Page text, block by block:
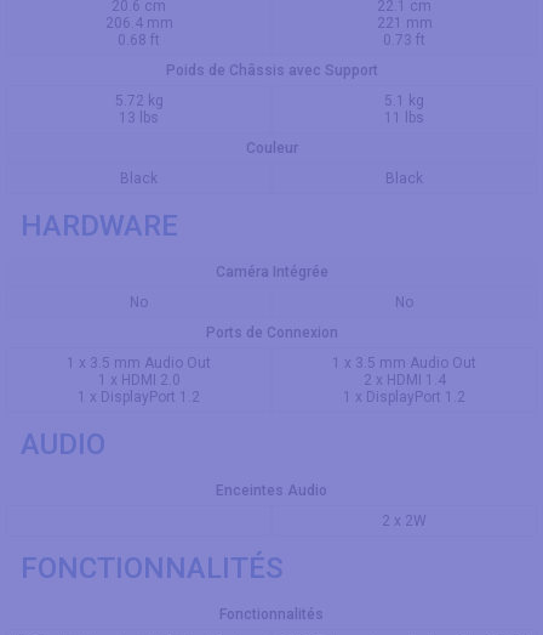
20.6 cm
206.4 mm
0.68 ft
22.1 cm
221 mm
0.73 ft
Poids de Châssis avec Support
5.72 kg
13 lbs
5.1 kg
11 lbs
Couleur
Black
Black
HARDWARE
Caméra Intégrée
No
No
Ports de Connexion
1 x 3.5 mm Audio Out
1 x HDMI 2.0
1 x DisplayPort 1.2
1 x 3.5 mm Audio Out
2 x HDMI 1.4
1 x DisplayPort 1.2
AUDIO
Enceintes Audio
2 x 2W
FONCTIONNALITÉS
Fonctionnalités